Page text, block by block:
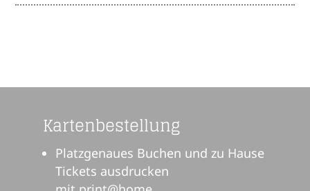
Kartenbestellung
Platzgenaues Buchen und zu Hause
Tickets ausdrucken